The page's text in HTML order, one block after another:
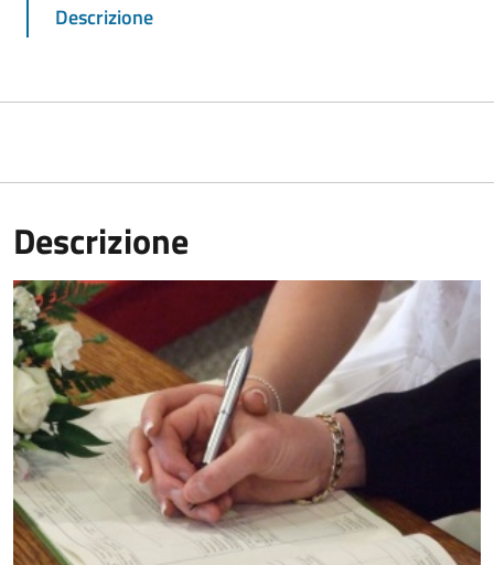
Descrizione
Descrizione